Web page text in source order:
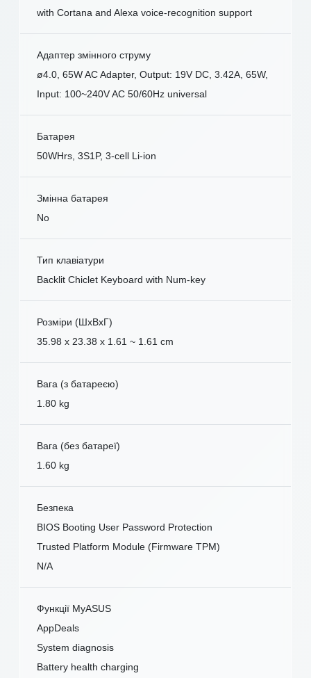
with Cortana and Alexa voice-recognition support
Адаптер змінного струму
ø4.0, 65W AC Adapter, Output: 19V DC, 3.42A, 65W,
Input: 100~240V AC 50/60Hz universal
Батарея
50WHrs, 3S1P, 3-cell Li-ion
Змінна батарея
No
Тип клавіатури
Backlit Chiclet Keyboard with Num-key
Розміри (ШxВxГ)
35.98 x 23.38 x 1.61 ~ 1.61 cm
Вага (з батареєю)
1.80 kg
Вага (без батареї)
1.60 kg
Безпека
BIOS Booting User Password Protection
Trusted Platform Module (Firmware TPM)
N/A
Функції MyASUS
AppDeals
System diagnosis
Battery health charging